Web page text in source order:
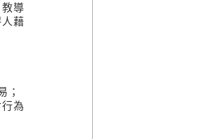
導
藉
；
為